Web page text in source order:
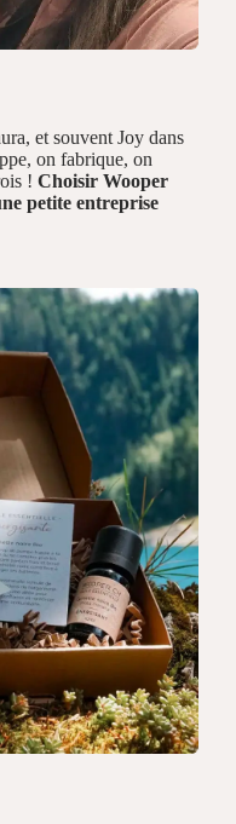
et souvent Joy dans
on fabrique, on
!Choisir Wooper
petite entreprise